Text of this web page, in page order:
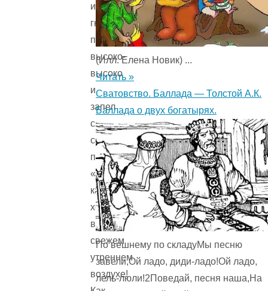
из
гнёздышка,
поднялся
высоко-
высоко
и
запел
свою
серебряную
песенку:
«Ах,
как
хорошо
в
свежем
утреннем
воздухе!
(Илл. Елена Новик) ...
Читать »
Сватовство. Баллада — Толстой А.К.
Баллада о двух богатырях.
По вешнему по складуМы песню
завели,Ой ладо, диди-ладо!Ой ладо,
лель-люли!2Поведай, песня наша,На